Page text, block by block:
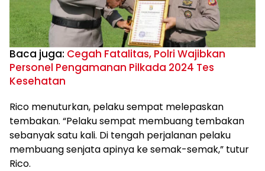
Baca juga: Cegah Fatalitas, Polri Wajibkan
Personel Pengamanan Pilkada 2024 Tes
Kesehatan
Rico menuturkan, pelaku sempat melepaskan
tembakan. “Pelaku sempat membuang tembakan
sebanyak satu kali. Di tengah perjalanan pelaku
membuang senjata apinya ke semak-semak,” tutur
Rico.